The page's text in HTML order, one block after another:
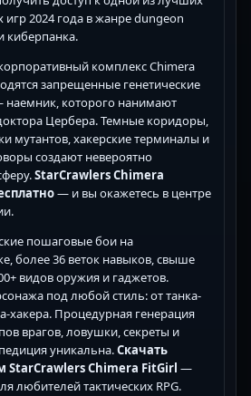
2024 года в жанре dungeon
киберпанка.
комплекс Chimera
запрещенные генетические
которого нанимают
Цербера. Темные коридоры,
мутантов, хакерские терминалы и
создают невероятно
StarCrawlers Chimera
— и вы окажетесь в центре
пошаговые бои на
более 36 веток навыков, свыше
видов оружия и гаджетов.
под любой стиль: от танка-
хакера. Процедурная генерация
врагов, ловушки, секреты и
уникальна.Скачать
StarCrawlers Chimera FitGirl —
любителей тактических RPG.